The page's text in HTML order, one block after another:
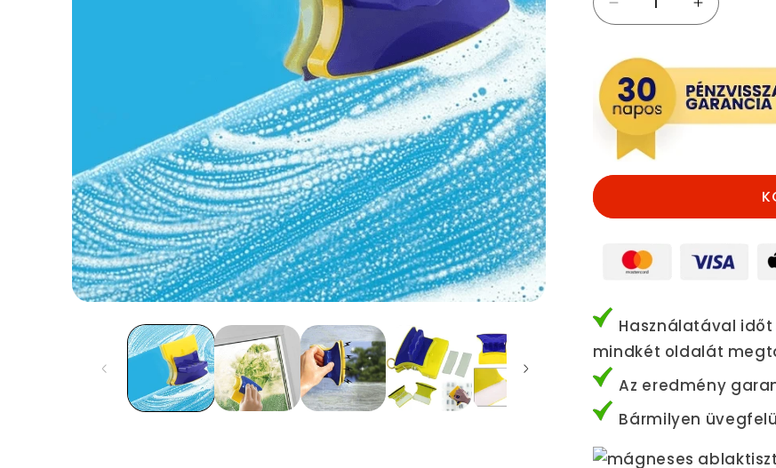
Ablaktisztító,
mágneses
ablaklehúzó
mennyiségének
csökkentése
mágneses
növelése
Használatával
mindkét oldalát
Az eredmény
Bármilyen